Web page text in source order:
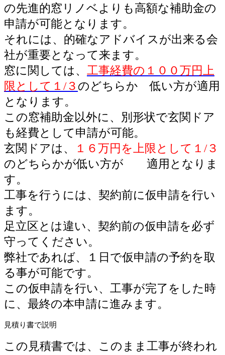
の先進的窓リノベよりも高額な補助金の
申請が可能となります。
それには、的確なアドバイスが出来る会
社が重要となって来ます。
窓に関しては、 工事経費の１００万円上
限として１/３ のどちらか 低い方が適用
となります。
この窓補助金以外に、別形状で玄関ドア
も経費として申請が可能。
玄関ドアは、
１６万円を上限として１/３
のどちらかが低い方が 適用となりま
す。
工事を行うには、契約前に仮申請を行い
ます。
足立区とは違い、契約前の仮申請を必ず
守ってください。
弊社であれば、１日で仮申請の予約を取
る事が可能です。
この仮申請を行い、工事が完了をした時
に、最終の本申請に進みます。
見積り書で説明
この見積書では、このまま工事が終われ